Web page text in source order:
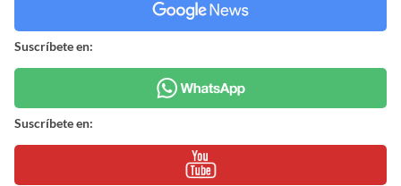
Suscríbete en:
Suscríbete en: